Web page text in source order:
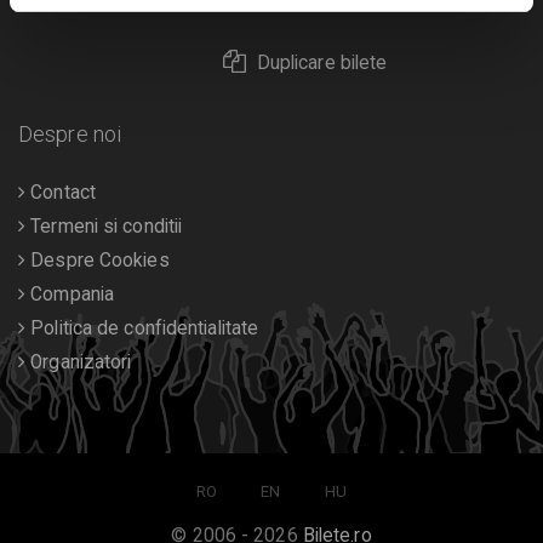
Duplicare bilete
Despre noi
Contact
Termeni si conditii
Despre Cookies
Compania
Politica de confidentialitate
Organizatori
RO EN HU
© 2006 - 2026 Bilete.ro